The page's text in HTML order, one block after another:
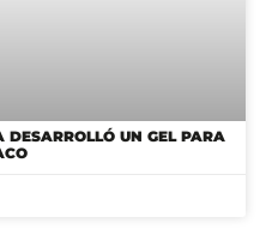
UN GEL PARA